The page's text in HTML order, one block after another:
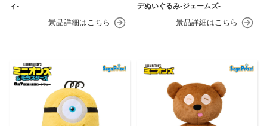
ィ‐
デぬいぐるみ‐ジェームズ‐